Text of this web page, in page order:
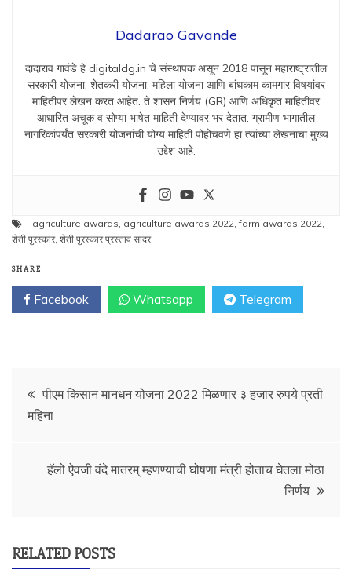
Dadarao Gavande
दादाराव गावंडे हे digitaldg.in चे संस्थापक असून 2018 पासून महाराष्ट्रातील
सरकारी योजना, शेतकरी योजना, महिला योजना आणि बांधकाम कामगार विषयांवर
माहितीपर लेखन करत आहेत. ते शासन निर्णय (GR) आणि अधिकृत माहितींवर
आधारित अचूक व सोप्या भाषेत माहिती देण्यावर भर देतात. ग्रामीण भागातील
नागरिकांपर्यंत सरकारी योजनांची योग्य माहिती पोहोचवणे हा त्यांच्या लेखनाचा मुख्य
उद्देश आहे.
agriculture awards agriculture awards 2022 ,farm awards 2022
शेती पुरस्कार, शेती पुरस्कार प्रस्ताव सादर
SHARE
Facebook Whatsapp Telegram
Post
navigation
पीएम किसान मानधन योजना 2022 मिळणार ३ हजार रुपये प्रती
महिना
हॅलो ऐवजी वंदे मातरम् म्हणण्याची घोषणा मंत्री होताच घेतला मोठा
निर्णय
RELATED POSTS